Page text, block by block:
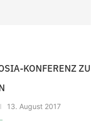
KONFERENZ ZU
13. August 2017